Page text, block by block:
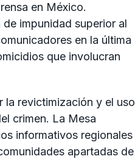
en México.
impunidad superior al
en la última
que involucran
la revictimización y el uso
crimen. La Mesa
informativos regionales
apartadas de